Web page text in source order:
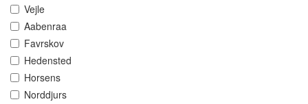
Vejle
Aabenraa
Favrskov
Hedensted
Horsens
Norddjurs